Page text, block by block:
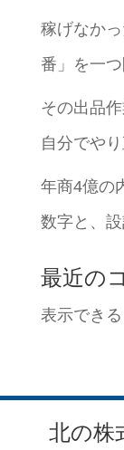
稼げなか
番」を一
その出品
自分でや
年商4億の
数字と、
最近の
表示できる
北の株